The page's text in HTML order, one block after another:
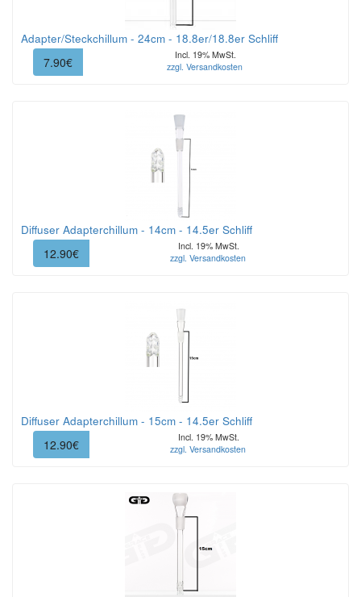
Adapter/Steckchillum - 24cm - 18.8er/18.8er Schliff
7.90€
Incl. 19% MwSt.
zzgl. Versandkosten
Diffuser Adapterchillum - 14cm - 14.5er Schliff
12.90€
Incl. 19% MwSt.
zzgl. Versandkosten
Diffuser Adapterchillum - 15cm - 14.5er Schliff
12.90€
Incl. 19% MwSt.
zzgl. Versandkosten